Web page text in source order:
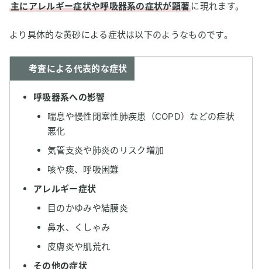
主にアレルギー症状や呼吸器系の症状が顕著に現れます。
より具体的な黄砂による症状は以下のようなものです。
考査による代表的な症状
呼吸器系への影響
喘息や慢性閉塞性肺疾患（COPD）などの症状
悪化
気管支炎や肺炎のリスク増加
咳や痰、呼吸困難
アレルギー症状
目のかゆみや結膜炎
鼻水、くしゃみ
皮膚炎や肌荒れ
その他の症状